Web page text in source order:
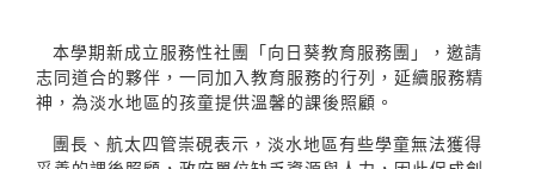
本學期新成立服務性社團「向日葵教育服務團」，邀請
志同道合的夥伴，一同加入教育服務的行列，延續服務精
神，為淡水地區的孩童提供溫馨的課後照顧。
團長、航太四管崇硯表示，淡水地區有些學童無法獲得